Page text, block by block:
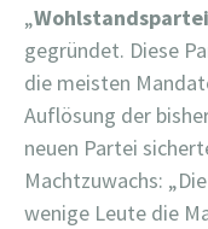
„
gegründet. Diese
die meisten
Auflösung der
neuen Partei
Machtzuwachs:
wenige Leute die